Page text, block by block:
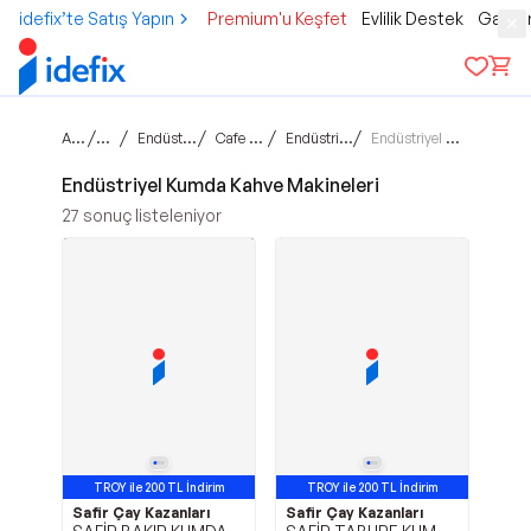
idefix’te Satış Yapın Premium'u Keşfet Evlilik Destek
Ana sayfa /Teknoloji
/ Endüstriyel Mutfak Grubu / Cafe & Bar Ekipmanları / Endüstriyel Kahve Makineleri / Endüstriyel Kumda Kahve Makineleri
Endüstriyel Kumda Kahve Makineleri
27 sonuç listeleniyor
TROY ile 200 TL İndirim
Safir Çay Kazanları
TROY ile 200 TL İndirim
Safir Çay Kazanları